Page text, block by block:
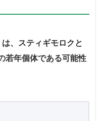
、スティギモロクと
若年個体である可能性